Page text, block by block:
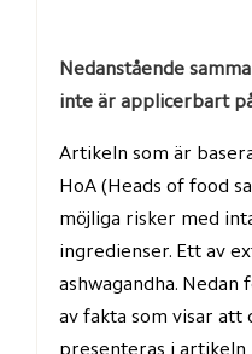
Nedanstående
inte är applicerbart
Artikeln som är
HoA (Heads of food
möjliga risker med
ingredienser. Ett av
ashwagandha. Nedan
av fakta som visar att
presenteras i